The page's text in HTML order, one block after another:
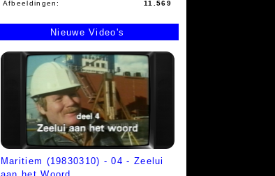
Afbeeldingen:
11.569
Nieuwe Video's
Maritiem (19830310) - 04 - Zeelui